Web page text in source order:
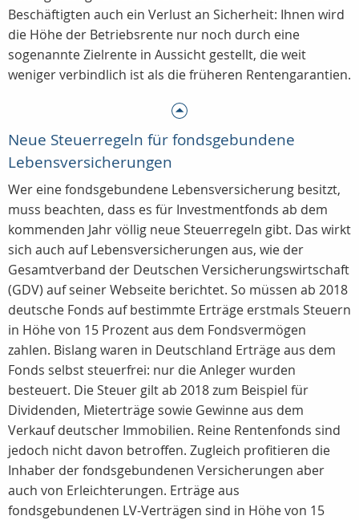
Beschäftigten auch ein Verlust an Sicherheit: Ihnen wird
die Höhe der Betriebsrente nur noch durch eine
sogenannte Zielrente in Aussicht gestellt, die weit
weniger verbindlich ist als die früheren Rentengarantien.
Neue Steuerregeln für fondsgebundene
Lebensversicherungen
Wer eine fondsgebundene Lebensversicherung besitzt,
muss beachten, dass es für Investmentfonds ab dem
kommenden Jahr völlig neue Steuerregeln gibt. Das wirkt
sich auch auf Lebensversicherungen aus, wie der
Gesamtverband der Deutschen Versicherungswirtschaft
(GDV) auf seiner Webseite berichtet. So müssen ab 2018
deutsche Fonds auf bestimmte Erträge erstmals Steuern
in Höhe von 15 Prozent aus dem Fondsvermögen
zahlen. Bislang waren in Deutschland Erträge aus dem
Fonds selbst steuerfrei: nur die Anleger wurden
besteuert. Die Steuer gilt ab 2018 zum Beispiel für
Dividenden, Mieterträge sowie Gewinne aus dem
Verkauf deutscher Immobilien. Reine Rentenfonds sind
jedoch nicht davon betroffen. Zugleich profitieren die
Inhaber der fondsgebundenen Versicherungen aber
auch von Erleichterungen. Erträge aus
fondsgebundenen LV-Verträgen sind in Höhe von 15